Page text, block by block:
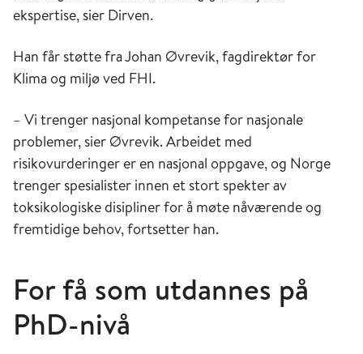
ekspertise, sier Dirven.
Han får støtte fra Johan Øvrevik, fagdirektør for
Klima og miljø ved FHI.
– Vi trenger nasjonal kompetanse for nasjonale
problemer, sier Øvrevik. Arbeidet med
risikovurderinger er en nasjonal oppgave, og Norge
trenger spesialister innen et stort spekter av
toksikologiske disipliner for å møte nåværende og
fremtidige behov, fortsetter han.
For få som utdannes på
PhD-nivå